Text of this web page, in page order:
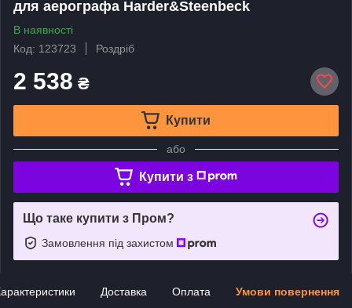
для аерографа Harder&Steenbeck
В наявності
Код: 123723
Роздріб
2 538 ₴
Купити
або
Купити з
Що таке купити з Пром?
Замовлення під захистом
Доставка Оплата Умови повернення